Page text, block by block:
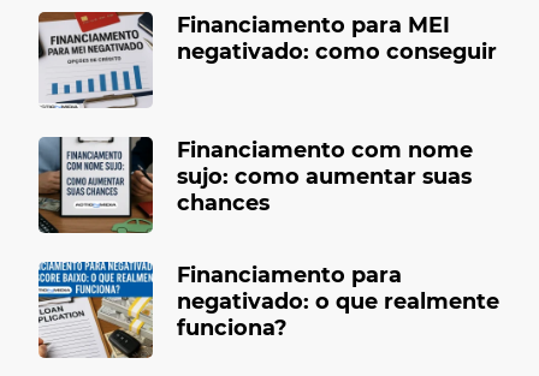
Financiamento para MEI
negativado: como conseguir
Financiamento com nome
sujo: como aumentar suas
chances
Financiamento para
negativado: o que realmente
funciona?